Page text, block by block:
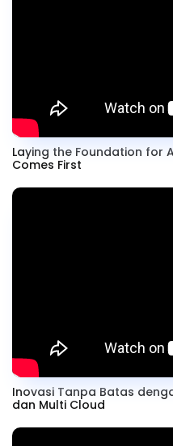
Laying the Foundation for
Comes First
Inovasi Tanpa Batas
dan Multi Cloud